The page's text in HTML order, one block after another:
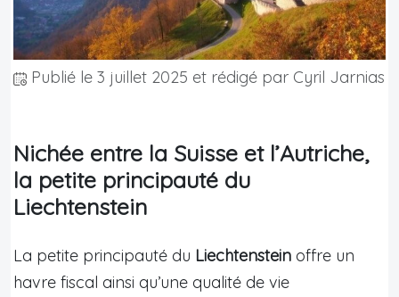
Publié le 3 juillet 2025 et rédigé par Cyril Jarnias
Nichée entre la Suisse et l’Autriche,
la petite principauté du
Liechtenstein
La petite principauté du Liechtenstein offre un
havre fiscal ainsi qu’une qualité de vie